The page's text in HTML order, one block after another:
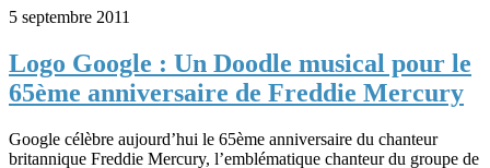
5 septembre 2011
Logo Google : Un Doodle musical pour le
65ème anniversaire de Freddie Mercury
Google célèbre aujourd’hui le 65ème anniversaire du chanteur
britannique Freddie Mercury, l’emblématique chanteur du groupe de